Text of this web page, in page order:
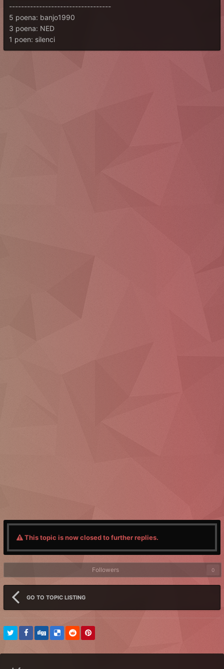
----------------------------------
5 poena: banjo1990
3 poena: NED
1 poen: silenci
This topic is now closed to further replies.
Followers 0
GO TO TOPIC LISTING